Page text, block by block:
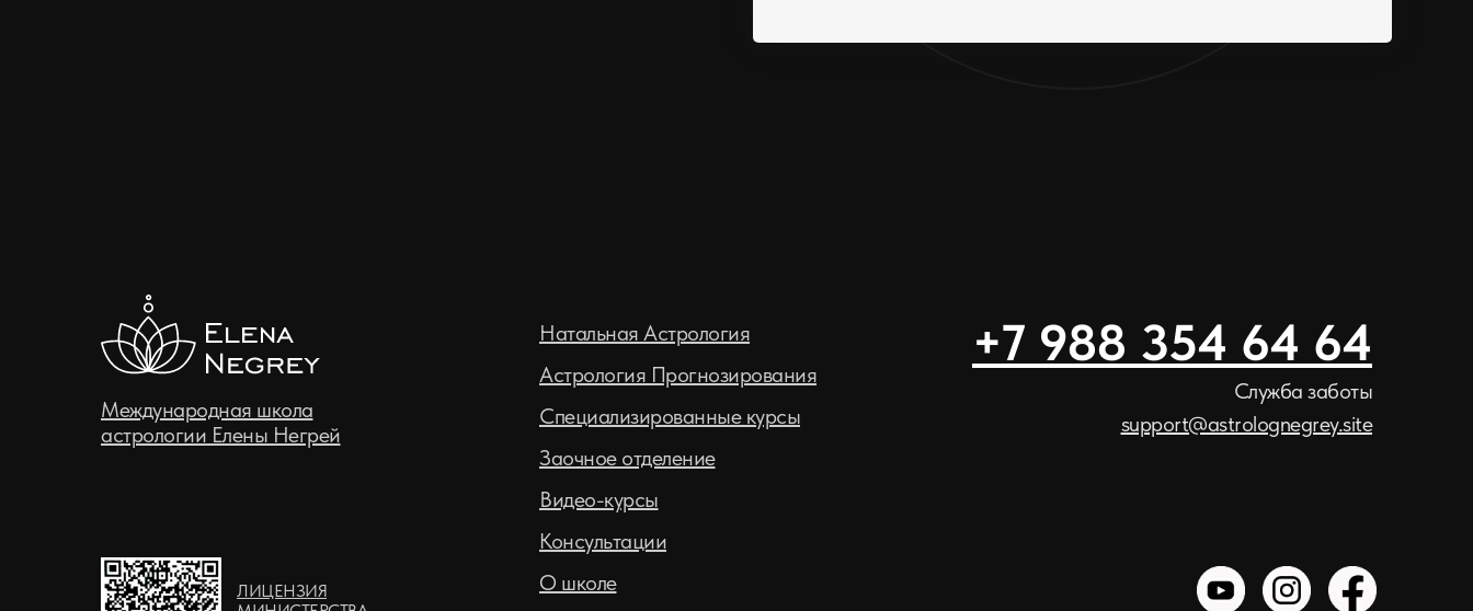
Международная школа
астрологии Елены Негрей
ЛИЦЕНЗИЯ
Натальная Астрология
Астрология Прогнозирования
Специализированные курсы
Заочное отделение
Видео-курсы
Консультации
О школе
+7 988 354 64 64
Служба заботы
support@astrolognegrey.site